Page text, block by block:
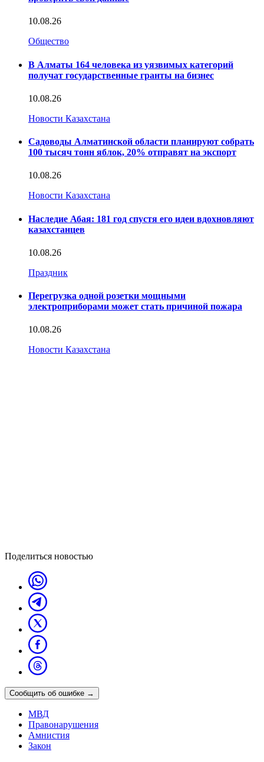
10.08.26
Общество
В Алматы 164 человека из уязвимых категорий
получат государственные гранты на бизнес
10.08.26
Новости Казахстана
Садоводы Алматинской области планируют собрать
100 тысяч тонн яблок, 20% отправят на экспорт
10.08.26
Новости Казахстана
Наследие Абая: 181 год спустя его идеи вдохновляют
казахстанцев
10.08.26
Праздник
Перегрузка одной розетки мощными
электроприборами может стать причиной пожара
10.08.26
Новости Казахстана
Поделиться новостью
Сообщить об ошибке →
МВД
Правонарушения
Амнистия
Закон